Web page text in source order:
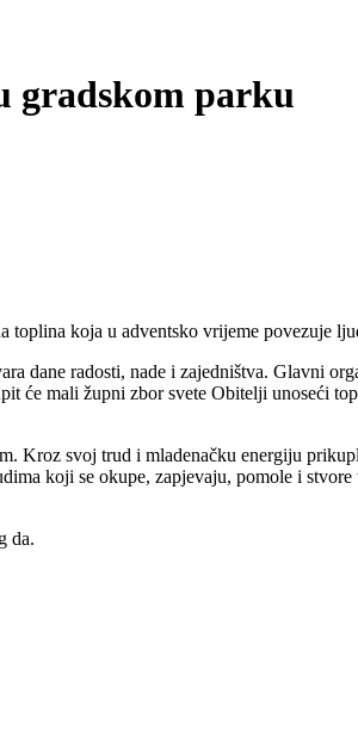
gradskom parku
toplina koja u adventsko vrijeme povezuje
dane radosti, nade i zajedništva. Glavni
će mali župni zbor svete Obitelji unoseći
Kroz svoj trud i mladenačku energiju
koji se okupe, zapjevaju, pomole i
da.